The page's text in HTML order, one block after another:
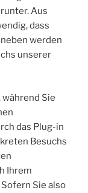
Aus
dass
werden
unserer
Sie
das Plug-in
Besuchs
Ihrem
Sie also